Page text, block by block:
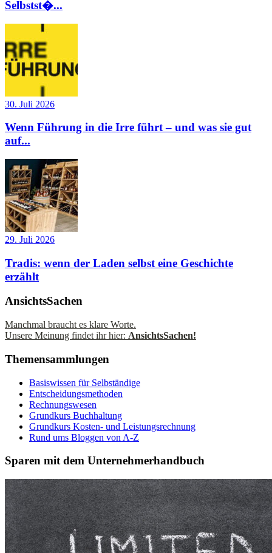
Selbstst�...
30. Juli 2026
Wenn Führung in die Irre führt – und was sie gut
auf...
29. Juli 2026
Tradis: wenn der Laden selbst eine Geschichte
erzählt
AnsichtsSachen
Manchmal braucht es klare Worte.
Unsere Meinung findet ihr hier: AnsichtsSachen!
Themensammlungen
Basiswissen für Selbständige
Entscheidungsmethoden
Rechnungswesen
Grundkurs Buchhaltung
Grundkurs Kosten- und Leistungsrechnung
Rund ums Bloggen von A-Z
Sparen mit dem Unternehmerhandbuch